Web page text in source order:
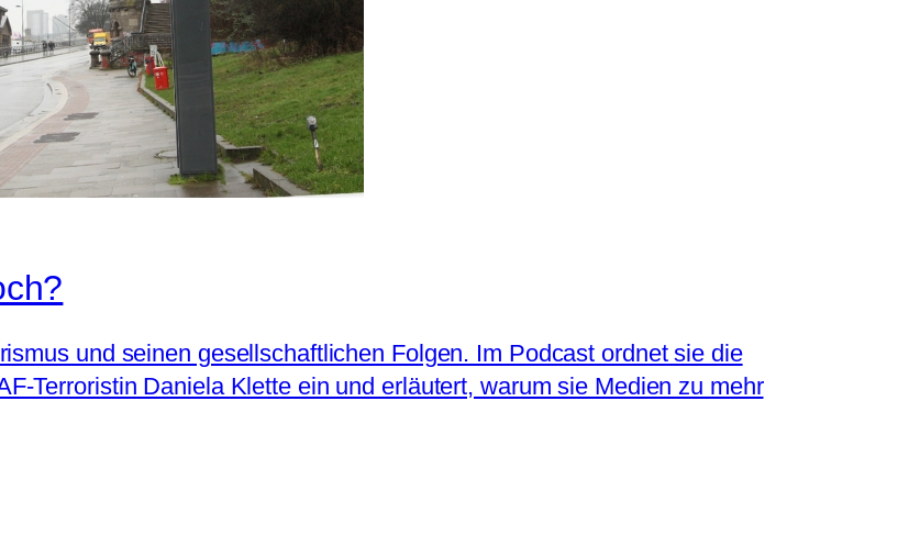
und seinen gesellschaftlichen Folgen. Im Podcast ordnet sie die
Terroristin Daniela Klette ein und erläutert, warum sie Medien zu mehr